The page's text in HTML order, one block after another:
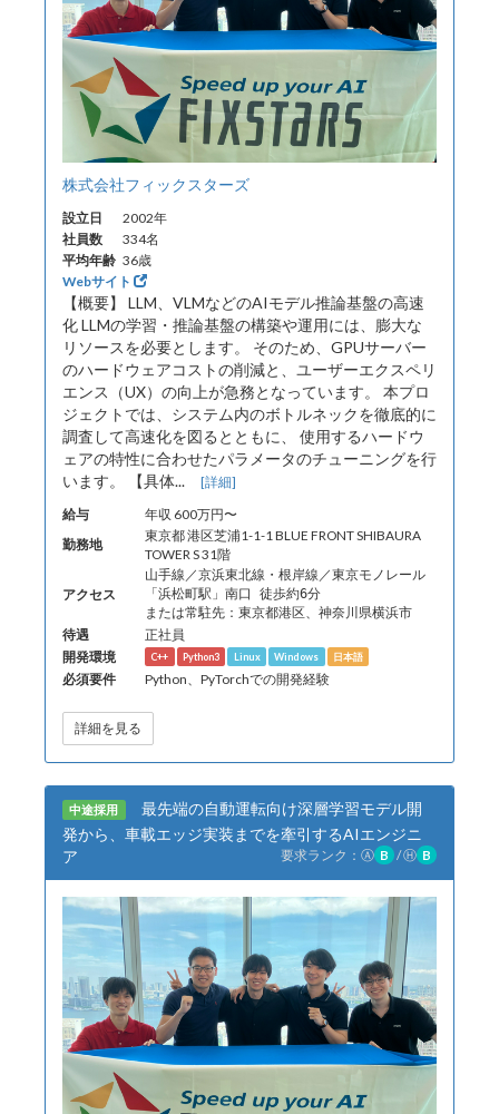
株式会社フィックスターズ
設立日
2002年
社員数
334名
平均年齢 36歳
Webサイト
【概要】 LLM、VLMなどのAIモデル推論基盤の高速
化 LLMの学習・推論基盤の構築や運用には、膨大な
リソースを必要とします。 そのため、GPUサーバー
のハードウェアコストの削減と、ユーザーエクスペリ
エンス（UX）の向上が急務となっています。 本プロ
ジェクトでは、システム内のボトルネックを徹底的に
調査して高速化を図るとともに、 使用するハードウ
ェアの特性に合わせたパラメータのチューニングを行
います。 【具体... [詳細]
給与
年収 600万円〜
勤務地
東京都 港区芝浦1-1-1 BLUE FRONT SHIBAURA
TOWER S 31階
アクセス
山手線／京浜東北線・根岸線／東京モノレール
「浜松町駅」南口 徒歩約6分
または常駐先：東京都港区、神奈川県横浜市
待遇
正社員
開発環境
C++ Python3 Linux Windows 日本語
必須要件 Python、PyTorchでの開発経験
詳細を見る
中途採用
最先端の自動運転向け深層学習モデル開
発から、車載エッジ実装までを牽引するAIエンジニ
ア
要求ランク： Ⓐ B /Ⓗ B